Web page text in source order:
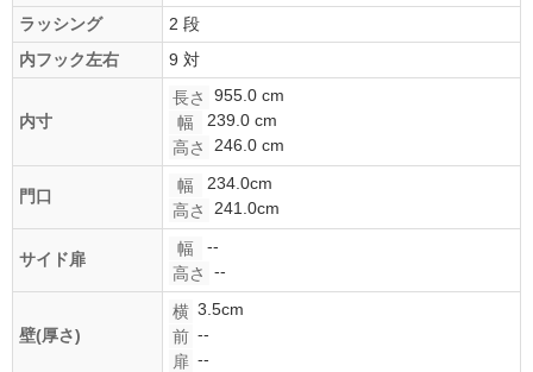
ラッシング
2 段
内フック左右
9 対
内寸
長さ
955.0 cm
幅
239.0 cm
高さ
246.0 cm
門口
幅
234.0cm
高さ
241.0cm
サイド扉
幅
--
高さ
--
壁(厚さ)
横 3.5cm
前 --
扉 --